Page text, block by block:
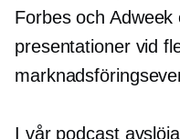
Forbes och
presentationer vid
I vår podcast